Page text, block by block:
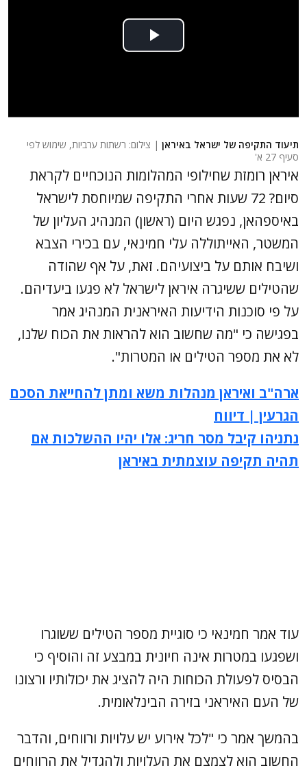
תיעוד התקיפה של ישראל באיראן | צילום: רשתות ערביות, שימוש לפי
סעיף 27 א'
איראן רומזת שחילופי המהלומות הנוכחיים לקראת
סיום? 72 שעות אחרי התקיפה שמיוחסת לישראל
באיספהאן, נפגש היום (ראשון) המנהיג העליון של
המשטר, האייתוללה עלי חמינאי, עם בכירי הצבא
ושיבח אותם על ביצועיהם. זאת, על אף שהודה
שהטילים ששיגרה איראן לישראל לא פגעו ביעדיהם.
על פי סוכנות הידיעות האיראנית המנהיג אמר
בפגישה כי "מה שחשוב הוא להראות את הכוח שלנו,
לא את מספר הטילים או המטרות".
ארה"ב ואיראן מנהלות משא ומתן להחייאת הסכם
הגרעין | דיווח
נתניהו קיבל מסר חריג: אלו יהיו ההשלכות אם
תהיה תקיפה עוצמתית באיראן
עוד אמר חמינאי כי סוגיית מספר הטילים ששוגרו
ושפגעו במטרות אינה חיונית במבצע זה והוסיף כי
הבסיס לפעולת הכוחות היה להציג את יכולותיו ורצונו
של העם האיראני בזירה הבינלאומית.
בהמשך אמר כי "לכל אירוע יש עלויות ורווחים, והדבר
החשוב הוא לצמצם את העלויות ולהגדיל את הרווחים